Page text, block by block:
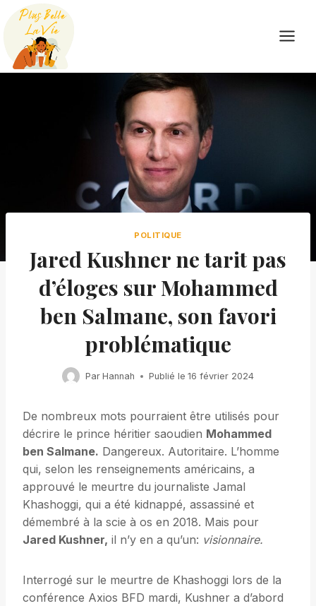
Skip
content
POLITIQUE
Jared Kushner ne tarit pas
d’éloges sur Mohammed
ben Salmane, son favori
problématique
Par Hannah Publié le 16 février 2024
De nombreux mots pourraient être utilisés pour
décrire le prince héritier saoudien Mohammed
ben Salmane. Dangereux. Autoritaire. L’homme
qui, selon les renseignements américains, a
approuvé le meurtre du journaliste Jamal
Khashoggi, qui a été kidnappé, assassiné et
démembré à la scie à os en 2018. Mais pour
Jared Kushner, il n’y en a qu’un: visionnaire.
Interrogé sur le meurtre de Khashoggi lors de la
conférence Axios BFD mardi, Kushner a d’abord